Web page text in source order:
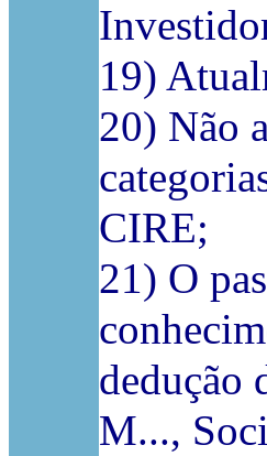
19)
20) Não
CIRE;
21) O
dedução
M...,